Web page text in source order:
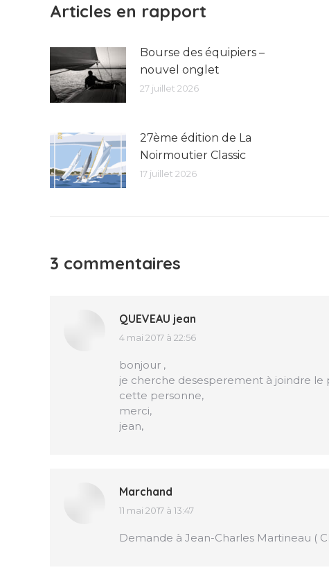
Articles en rapport
Bourse des équipiers –
nouvel onglet
27 juillet 2026
27ème édition de La
Noirmoutier Classic
17 juillet 2026
3 commentaires
QUEVEAU jean
dit
4 mai 2017 à 22:56
bonjour ,
je cherche desesperement à joindre
cette personne,
merci,
jean,
Marchand
dit
11 mai 2017 à 13:47
Demande à Jean-Charles Martineau (